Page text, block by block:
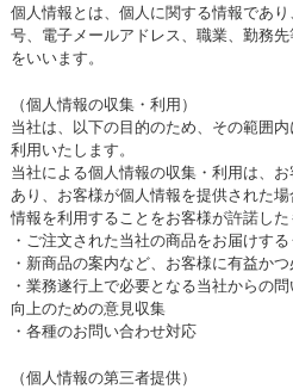
個人情報とは、個人に関する情報であ
号、電子メールアドレス、職業、勤務
をいいます。
（個人情報の収集・利用）
当社は、以下の目的のため、その範囲
利用いたします。
当社による個人情報の収集・利用は、
あり、お客様が個人情報を提供された
情報を利用することをお客様が許諾した
・ご注文された当社の商品をお届けす
・新商品の案内など、お客様に有益か
・業務遂行上で必要となる当社からの
向上のための意見収集
・各種のお問い合わせ対応
（個人情報の第三者提供）